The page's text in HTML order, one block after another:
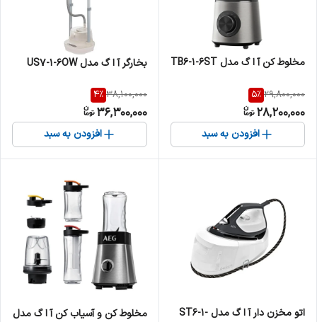
مخلوط کن آ ا گ مدل TB6-1-6ST
29,800,000
5%
28,200,000
افزودن به سبد
بخارگر آ ا گ مدل US7-1-6OW
38,100,000
4%
36,300,000
افزودن به سبد
اتو مخزن دار آ ا گ مدل ST6-1-
مخلوط کن و آسیاب کن آ ا گ مدل